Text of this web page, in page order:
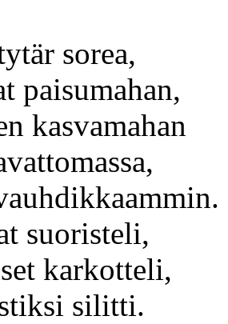
sorea,
paisumahan,
kasvamahan
suoristeli,
karkotteli,
silitti.